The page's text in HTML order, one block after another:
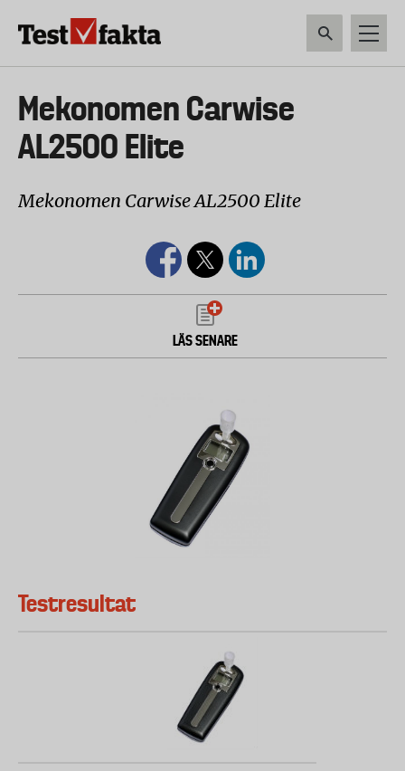
Huvudmeny
ny
Mekonomen Carwise
AL2500 Elite
Mekonomen Carwise AL2500 Elite
LÄS SENARE
Testresultat